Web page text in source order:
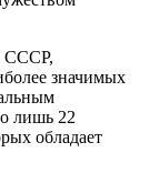
СССР,
значимых
лишь 22
обладает